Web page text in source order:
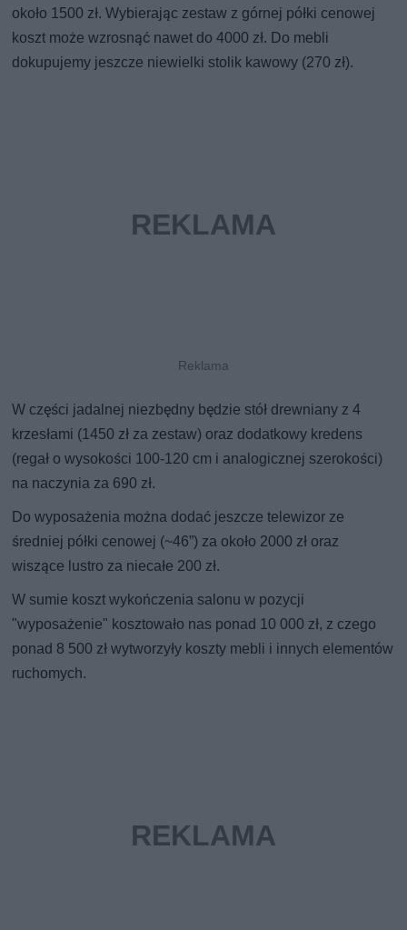
około 1500 zł. Wybierając zestaw z górnej półki cenowej
koszt może wzrosnąć nawet do 4000 zł. Do mebli
dokupujemy jeszcze niewielki stolik kawowy (270 zł).
W części jadalnej niezbędny będzie stół drewniany z 4
krzesłami (1450 zł za zestaw) oraz dodatkowy kredens
(regał o wysokości 100-120 cm i analogicznej szerokości)
na naczynia za 690 zł.
Do wyposażenia można dodać jeszcze telewizor ze
średniej półki cenowej (~46”) za około 2000 zł oraz
wiszące lustro za niecałe 200 zł.
W sumie koszt wykończenia salonu w pozycji
"wyposażenie" kosztowało nas ponad 10 000 zł, z czego
ponad 8 500 zł wytworzyły koszty mebli i innych elementów
ruchomych.